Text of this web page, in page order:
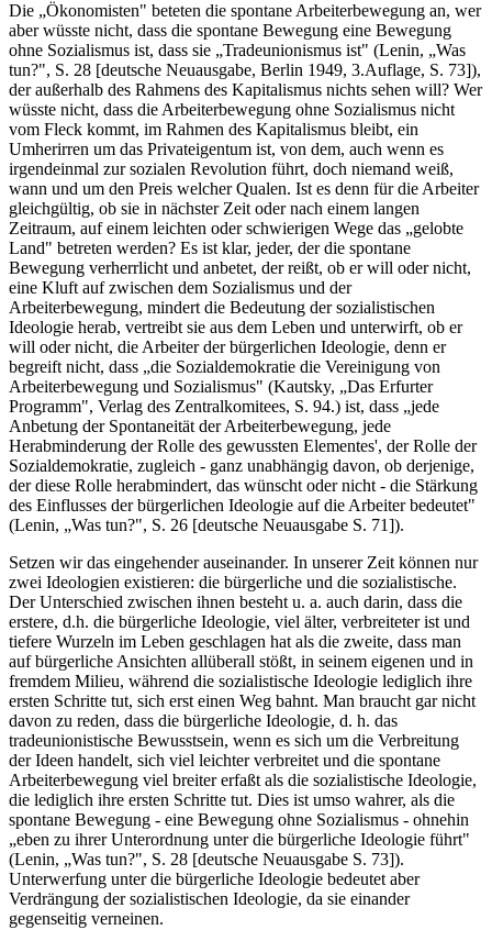
Die „Ökonomisten" beteten die spontane Arbeiterbewegung an, wer
aber wüsste nicht, dass die spontane Bewegung eine Bewegung
ohne Sozialismus ist, dass sie „Tradeunionismus ist" (Lenin, „Was
tun?", S. 28 [deutsche Neuausgabe, Berlin 1949, 3.Auflage, S. 73]),
der außerhalb des Rahmens des Kapitalismus nichts sehen will? Wer
wüsste nicht, dass die Arbeiterbewegung ohne Sozialismus nicht
vom Fleck kommt, im Rahmen des Kapitalismus bleibt, ein
Umherirren um das Privateigentum ist, von dem, auch wenn es
irgendeinmal zur sozialen Revolution führt, doch niemand weiß,
wann und um den Preis welcher Qualen. Ist es denn für die Arbeiter
gleichgültig, ob sie in nächster Zeit oder nach einem langen
Zeitraum, auf einem leichten oder schwierigen Wege das „gelobte
Land" betreten werden? Es ist klar, jeder, der die spontane
Bewegung verherrlicht und anbetet, der reißt, ob er will oder nicht,
eine Kluft auf zwischen dem Sozialismus und der
Arbeiterbewegung, mindert die Bedeutung der sozialistischen
Ideologie herab, vertreibt sie aus dem Leben und unterwirft, ob er
will oder nicht, die Arbeiter der bürgerlichen Ideologie, denn er
begreift nicht, dass „die Sozialdemokratie die Vereinigung von
Arbeiterbewegung und Sozialismus" (Kautsky, „Das Erfurter
Programm", Verlag des Zentralkomitees, S. 94.) ist, dass „jede
Anbetung der Spontaneität der Arbeiterbewegung, jede
Herabminderung der Rolle des gewussten Elementes', der Rolle der
Sozialdemokratie, zugleich - ganz unabhängig davon, ob derjenige,
der diese Rolle herabmindert, das wünscht oder nicht - die Stärkung
des Einflusses der bürgerlichen Ideologie auf die Arbeiter bedeutet"
(Lenin, „Was tun?", S. 26 [deutsche Neuausgabe S. 71]).
Setzen wir das eingehender auseinander. In unserer Zeit können nur
zwei Ideologien existieren: die bürgerliche und die sozialistische.
Der Unterschied zwischen ihnen besteht u. a. auch darin, dass die
erstere, d.h. die bürgerliche Ideologie, viel älter, verbreiteter ist und
tiefere Wurzeln im Leben geschlagen hat als die zweite, dass man
auf bürgerliche Ansichten allüberall stößt, in seinem eigenen und in
fremdem Milieu, während die sozialistische Ideologie lediglich ihre
ersten Schritte tut, sich erst einen Weg bahnt. Man braucht gar nicht
davon zu reden, dass die bürgerliche Ideologie, d. h. das
tradeunionistische Bewusstsein, wenn es sich um die Verbreitung
der Ideen handelt, sich viel leichter verbreitet und die spontane
Arbeiterbewegung viel breiter erfaßt als die sozialistische Ideologie,
die lediglich ihre ersten Schritte tut. Dies ist umso wahrer, als die
spontane Bewegung - eine Bewegung ohne Sozialismus - ohnehin
„eben zu ihrer Unterordnung unter die bürgerliche Ideologie führt"
(Lenin, „Was tun?", S. 28 [deutsche Neuausgabe S. 73]).
Unterwerfung unter die bürgerliche Ideologie bedeutet aber
Verdrängung der sozialistischen Ideologie, da sie einander
gegenseitig verneinen.